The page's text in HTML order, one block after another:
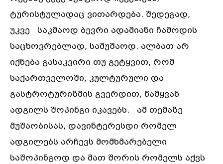
ტურისტულადაც ვითარდება. შედეგად,
უკვე საკმაოდ ბევრი ადამიანი ჩამოდის
საცხოვრებლად, სამუშაოდ. ალბათ არ
იქნება გასაკვირი თუ გეტყვით, რომ
საქართველოში, კულტურული და
გასტროტურიზმის გვერდით, წამყვან
ადგილს შოპინგი იკავებს. ამ თემაზე
მუშაობისას, დავინტერესდი რომელ
ადგილებს არჩევს მომხმარებელი
საშოპინგოდ და მათ შორის რომელს აქვს